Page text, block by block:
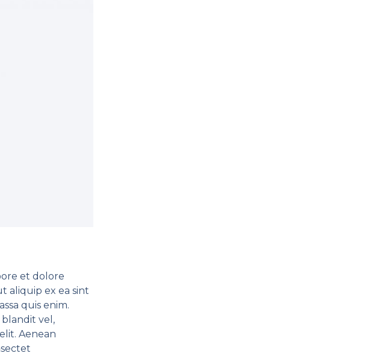
et dolore
aliquip ex ea sint
quis enim.
blandit vel,
Aenean